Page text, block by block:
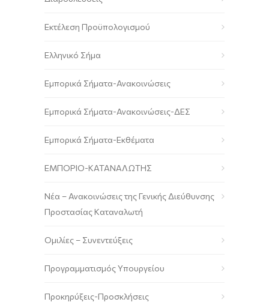
Εκτέλεση Προϋπολογισμού
Ελληνικό Σήμα
Εμπορικά Σήματα-Ανακοινώσεις
Εμπορικά Σήματα-Ανακοινώσεις-ΔΕΣ
Εμπορικά Σήματα-Εκθέματα
ΕΜΠΟΡΙΟ-ΚΑΤΑΝΑΛΩΤΗΣ
Νέα – Ανακοινώσεις της Γενικής Διεύθυνσης
Προστασίας Καταναλωτή
Ομιλίες – Συνεντεύξεις
Προγραμματισμός Υπουργείου
Προκηρύξεις-Προσκλήσεις